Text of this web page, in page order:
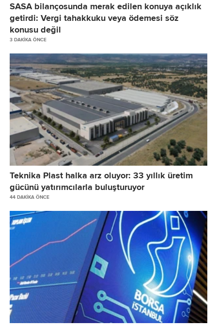
SASA bilançosunda merak edilen konuya açıklık
getirdi: Vergi tahakkuku veya ödemesi söz
konusu değil
3 DAKIKA ÖNCE
Teknika Plast halka arz oluyor: 33 yıllık üretim
gücünü yatırımcılarla buluşturuyor
44 DAKIKA ÖNCE